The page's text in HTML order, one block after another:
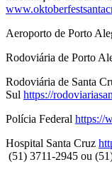
Aeroporto de Porto
Rodoviária de Porto
Rodoviária de Santa
Sul https://
Polícia Federal https://
Hospital Santa Cruz
(51) 3711-2945 ou